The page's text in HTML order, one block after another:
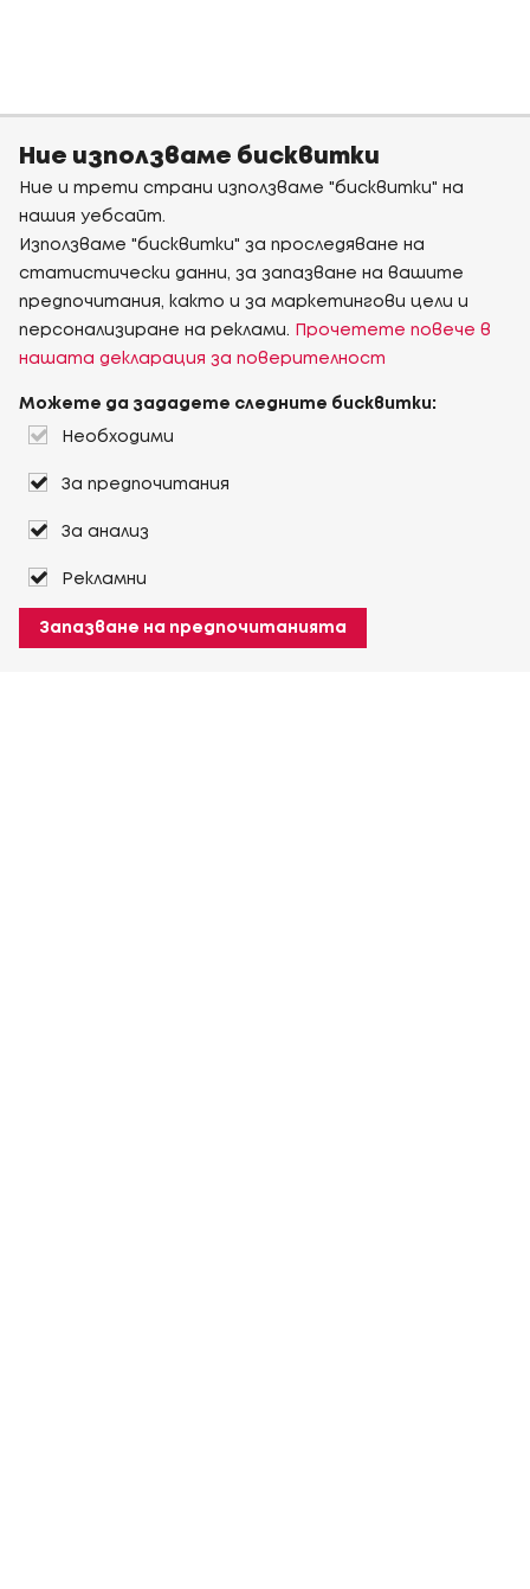
Ние използваме бисквитки
Ние и трети страни използваме "бисквитки" на
нашия уебсайт.
Използваме "бисквитки" за проследяване на
статистически данни, за запазване на вашите
предпочитания, както и за маркетингови цели и
персонализиране на реклами.
Прочетете повече в
нашата декларация за поверителност
Можете да зададете следните бисквитки:
Необходими
За предпочитания
За анализ
Рекламни
Запазване на предпочитанията